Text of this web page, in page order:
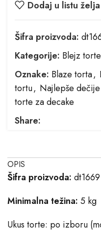
Dodaj u listu želja
Šifra proizvoda:
Kategorije: Blejz torte
Oznake: Blaze torta,
tortu, Najlepše
torte za decake
Share:
OPIS
Šifra proizvoda: dt1669
Minimalna težina: 5 kg
Ukus torte: po izboru